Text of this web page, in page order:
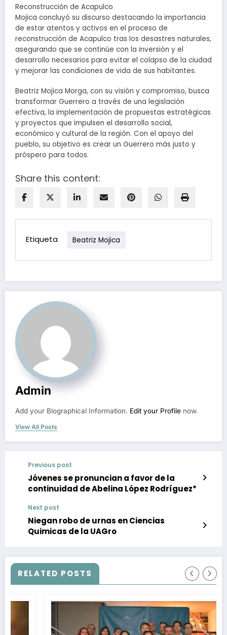
Reconstrucción de Acapulco
Mojica concluyó su discurso destacando la importancia
de estar atentos y activos en el proceso de
reconstrucción de Acapulco tras los desastres naturales,
asegurando que se continúe con la inversión y el
desarrollo necesarios para evitar el colapso de la ciudad
y mejorar las condiciones de vida de sus habitantes.
Beatriz Mojica Morga, con su visión y compromiso, busca
transformar Guerrero a través de una legislación
efectiva, la implementación de propuestas estratégicas
y proyectos que impulsen el desarrollo social,
económico y cultural de la región. Con el apoyo del
pueblo, su objetivo es crear un Guerrero más justo y
próspero para todos.
Share this content:
Etiqueta Beatriz Mojica
Admin
Add your Biographical Information. Edit your Profile now.
View All Posts
Previous post
Jóvenes se pronuncian a favor de la
continuidad de Abelina López Rodríguez*
Next post
Niegan robo de urnas en Ciencias
Quimicas de la UAGro
RELATED POSTS